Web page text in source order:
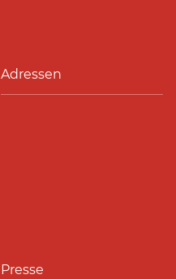
Adressen
Presse